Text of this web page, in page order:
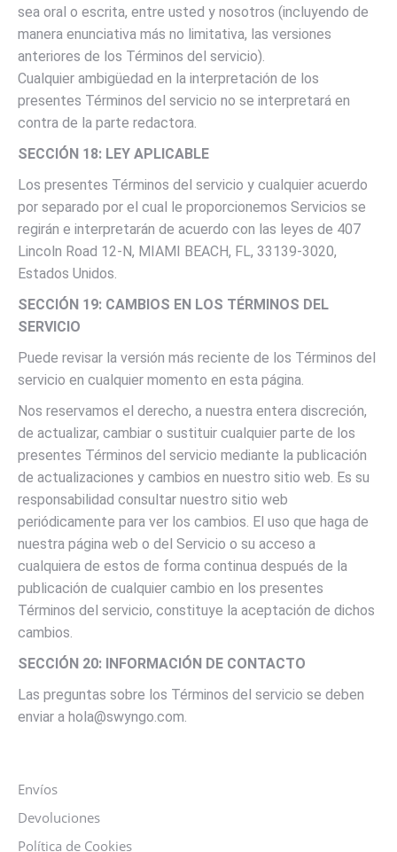
sea oral o escrita, entre usted y nosotros (incluyendo de
manera enunciativa más no limitativa, las versiones
anteriores de los Términos del servicio).
Cualquier ambigüedad en la interpretación de los
presentes Términos del servicio no se interpretará en
contra de la parte redactora.
SECCIÓN 18: LEY APLICABLE
Los presentes Términos del servicio y cualquier acuerdo
por separado por el cual le proporcionemos Servicios se
regirán e interpretarán de acuerdo con las leyes de 407
Lincoln Road 12-N, MIAMI BEACH, FL, 33139-3020,
Estados Unidos.
SECCIÓN 19: CAMBIOS EN LOS TÉRMINOS DEL
SERVICIO
Puede revisar la versión más reciente de los Términos del
servicio en cualquier momento en esta página.
Nos reservamos el derecho, a nuestra entera discreción,
de actualizar, cambiar o sustituir cualquier parte de los
presentes Términos del servicio mediante la publicación
de actualizaciones y cambios en nuestro sitio web. Es su
responsabilidad consultar nuestro sitio web
periódicamente para ver los cambios. El uso que haga de
nuestra página web o del Servicio o su acceso a
cualquiera de estos de forma continua después de la
publicación de cualquier cambio en los presentes
Términos del servicio, constituye la aceptación de dichos
cambios.
SECCIÓN 20: INFORMACIÓN DE CONTACTO
Las preguntas sobre los Términos del servicio se deben
enviar a hola@swyngo.com.
Envíos
Devoluciones
Política de Cookies